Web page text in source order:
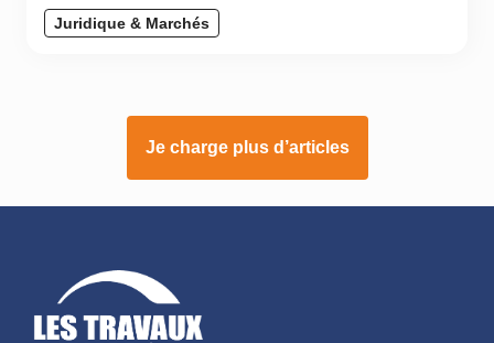
Juridique & Marchés
Je charge plus d’articles